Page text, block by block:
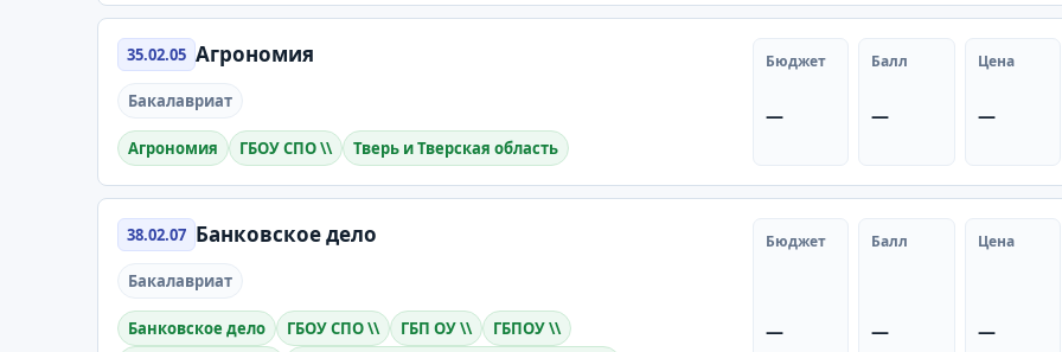
35.02.05 Агрономия
Бакалавриат
Агрономия ГБОУ СПО \\ Тверь и Тверская область
Бюджет
—
Балл
—
Цена
—
38.02.07 Банковское дело
Бакалавриат
Банковское дело ГБОУ СПО \\ ГБП ОУ \\
ГБПОУ \\
Бюджет
—
Балл
—
Цена
—